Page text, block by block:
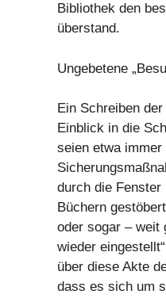
Bibliothek den
überstand.
Ungebetene
Ein Schreiben
Einblick in die
seien etwa immer
durch die Fenster
Büchern
oder sogar – weit
wieder
über diese Akte
dass es sich um